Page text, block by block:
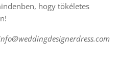
hogy tökéletes